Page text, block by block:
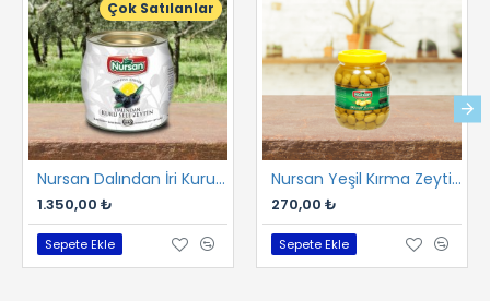
Çok Satılanlar
Nursan Dalından İri Kuru Gemlik Sele 2 kg
1.350,00 ₺
Sepete Ekle
Nursan Yeşil Kırma Zeytin 1 kg
270,00 ₺
Sepete Ekle